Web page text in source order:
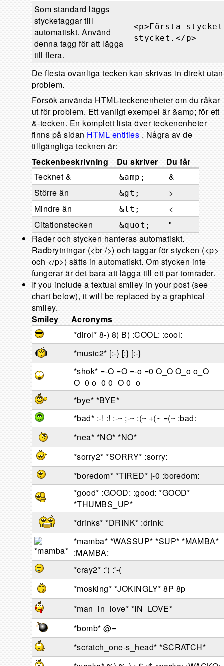
Som standard läggs
stycketaggar till
automatiskt. Använd
denna tagg för att lägga
till flera.
<p>Första
stycket.</p>
De flesta ovanliga tecken kan skrivas in direkt utan
problem.
Försök använda HTML-teckenenheter om du råkar
ut för problem. Ett vanligt exempel är &amp; för ett
&-tecken. En komplett lista över teckenenheter
finns på sidan HTML entities . Några av de
tillgängliga tecknen är:
Teckenbeskrivning
Du skriver
Du får
Tecknet &
&amp;
&
Större än
&gt;
>
Mindre än
&lt;
<
Citationstecken
&quot;
"
Rader och stycken hanteras automatiskt.
Radbrytningar (<br />) och taggar för stycken (<p>
och </p>) sätts in automatiskt. Om stycken inte
fungerar är det bara att lägga till ett par tomrader.
If you include a textual smiley in your post (see
chart below), it will be replaced by a graphical
smiley.
Smiley
Acronyms
*dirol* 8-) 8) B) :COOL: :cool:
*music2* [:-} [:} [:-}
*shok* =-O =O =-o =0 O_O O_o o_O
O_0 o_0 0_O 0_o
*bye* *BYE*
*bad* :-! :! :-~ ;-~ :(~ +(~ =(~ :bad:
*nea* *NO* *NO*
*sorry2* *SORRY* :sorry:
*boredom* *TIRED* |-0 :boredom:
*good* :GOOD: :good: *GOOD*
*THUMBS_UP*
*drinks* *DRINK* :drink:
*mamba* *WASSUP* *SUP* *MAMBA*
:MAMBA:
*cray2* :'( :'-(
*mosking* *JOKINGLY* 8P 8p
*man_in_love* *IN_LOVE*
*bomb* @=
*scratch_one-s_head* *SCRATCH*